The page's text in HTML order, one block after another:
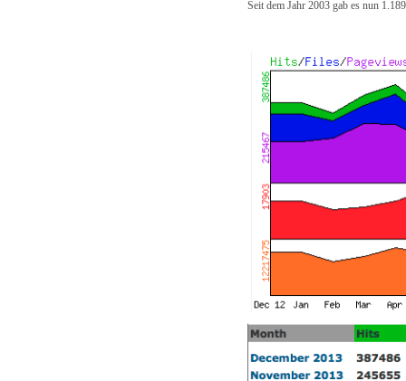
Seit dem Jahr 2003 gab es nun